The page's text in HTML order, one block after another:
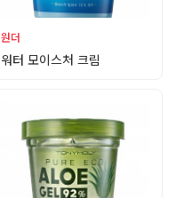
원더
워터 모이스처 크림